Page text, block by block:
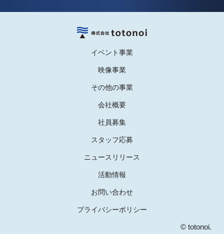
イベント事業
映像事業
その他の事業
会社概要
社員募集
スタッフ応募
ニュースリリース
活動情報
お問い合わせ
プライバシーポリシー
© totonoi.